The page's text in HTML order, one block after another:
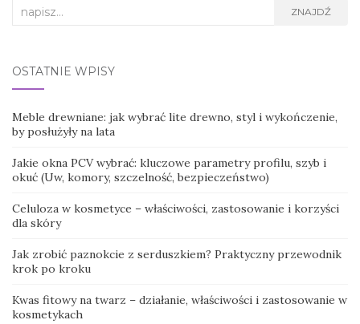
Search
ZNAJDŹ
OSTATNIE WPISY
Meble drewniane: jak wybrać lite drewno, styl i wykończenie,
by posłużyły na lata
Jakie okna PCV wybrać: kluczowe parametry profilu, szyb i
okuć (Uw, komory, szczelność, bezpieczeństwo)
Celuloza w kosmetyce – właściwości, zastosowanie i korzyści
dla skóry
Jak zrobić paznokcie z serduszkiem? Praktyczny przewodnik
krok po kroku
Kwas fitowy na twarz – działanie, właściwości i zastosowanie w
kosmetykach